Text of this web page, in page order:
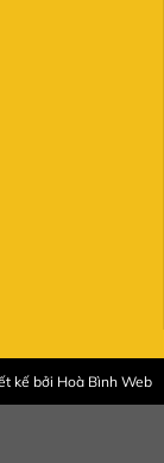
kế bởi Hoà Bình Web